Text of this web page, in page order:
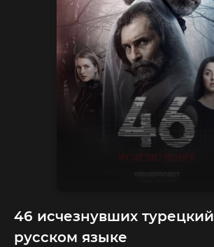
46 исчезнувших
русском языке